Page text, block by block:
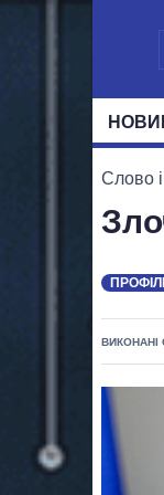
Слово
ВИКОНАНІ